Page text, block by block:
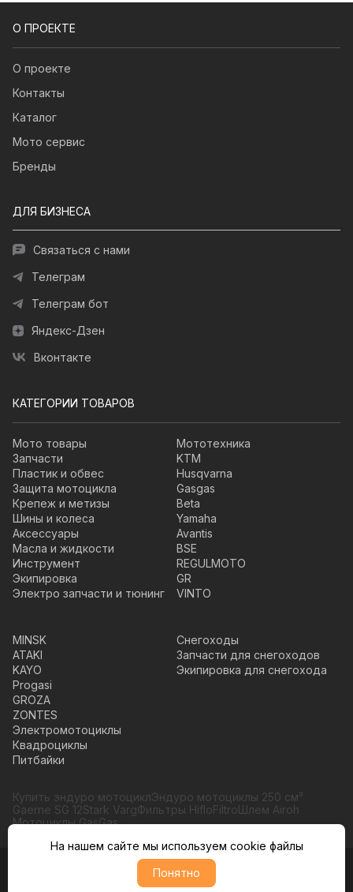
О ПРОЕКТЕ
О проекте
Контакты
Каталог
Мото сервис
Бренды
ДЛЯ БИЗНЕСА
Связаться с нами
Телеграм
Телеграм бот
Яндекс-Дзен
Вконтакте
КАТЕГОРИИ ТОВАРОВ
Мото товары
Запчасти
Пластик и обвес
Защита мотоцикла
Крепеж и метизы
Шины и колеса
Аксессуары
Масла и жидкости
Инструмент
Экипировка
Электро запчасти и тюнинг
Мототехника
KTM
Husqvarna
Gasgas
Beta
Yamaha
Avantis
BSE
REGULMOTO
GR
VINTO
MINSK
ATAKI
KAYO
Progasi
GROZA
ZONTES
Электромотоциклы
Квадроциклы
Питбайки
Снегоходы
Запчасти для снегоходов
Экипировка для снегохода
Купить эндуро мотоциклЭндуро мотоциклы 250 см³
Gaerne SG 12Stark VargФильтры HifloFiltroШлем Airoh
Мотоциклы GasGas
© Moto365, Все права защищены
Политика обратботки персональных данных
На нашем сайте мы используем cookie файлы
Понятно